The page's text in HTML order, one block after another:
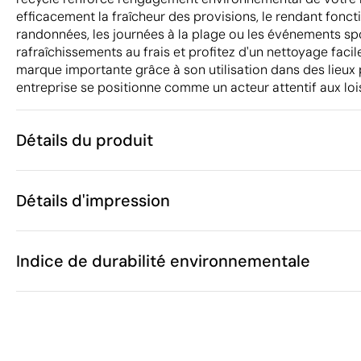
efficacement la fraîcheur des provisions, le rendant
randonnées, les journées à la plage ou les événements
rafraîchissements au frais et profitez d'un nettoyage
marque importante grâce à son utilisation dans des
entreprise se positionne comme un acteur attentif aux
Détails du produit
Caractéristiques
Code du produit
Poids
669 g
Matière
Polyester
Détails d'impression
Indice de durabilité environnementale